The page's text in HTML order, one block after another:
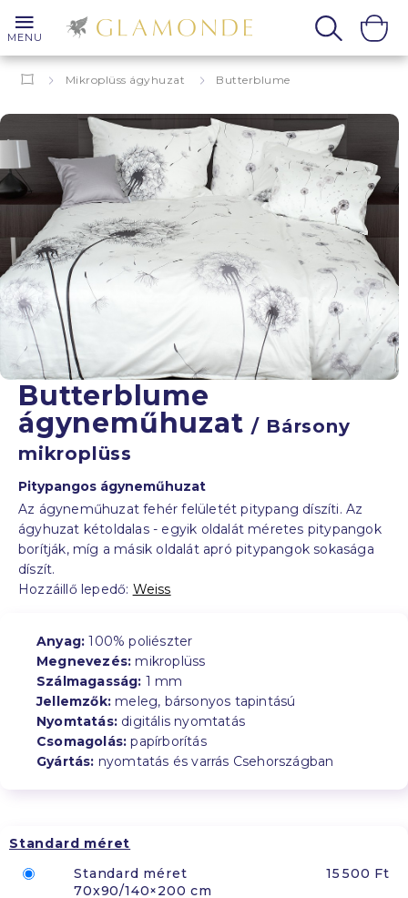
MENU
Mikroplüss ágyhuzat Butterblume
Butterblume
ágyneműhuzat/ Bársony
mikroplüss
Pitypangos ágyneműhuzat
Az ágyneműhuzat fehér felületét pitypang díszíti. Az
ágyhuzat kétoldalas - egyik oldalát méretes pitypangok
borítják, míg a másik oldalát apró pitypangok sokasága
díszít.
Hozzáillő lepedő: Weiss
Anyag: 100% poliészter
Megnevezés: mikroplüss
Szálmagasság: 1 mm
Jellemzők: meleg, bársonyos tapintású
Nyomtatás: digitális nyomtatás
Csomagolás: papírborítás
Gyártás: nyomtatás és varrás Csehországban
Standard méret
Standard méret
70x90/140×200 cm
15 500 Ft